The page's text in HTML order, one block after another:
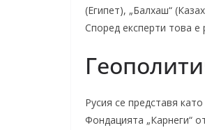
(Египет), „Балхаш“
Според експерти това е
Русия се представя
Фондацията „Карнеги“